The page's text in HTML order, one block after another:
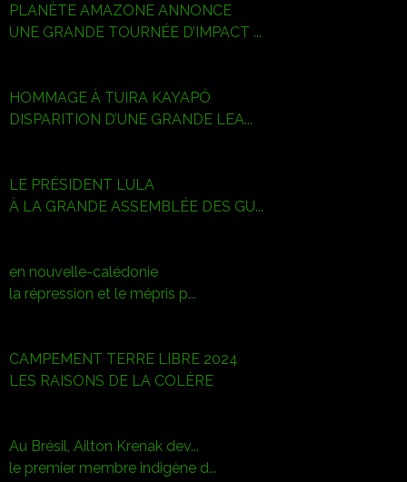
PLANÈTE AMAZONE ANNONCE
UNE GRANDE TOURNÉE D’IMPACT ...
HOMMAGE À TUIRA KAYAPÓ
DISPARITION D’UNE GRANDE LEA...
LE PRÉSIDENT LULA
À LA GRANDE ASSEMBLÉE DES GU...
en nouvelle-calédonie
la répression et le mépris p...
CAMPEMENT TERRE LIBRE 2024
LES RAISONS DE LA COLÈRE
Au Brésil, Ailton Krenak dev...
le premier membre indigène d...